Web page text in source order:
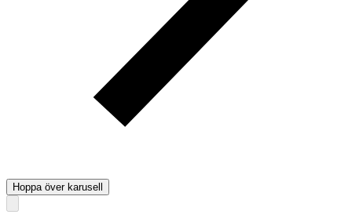
Hoppa över karusell